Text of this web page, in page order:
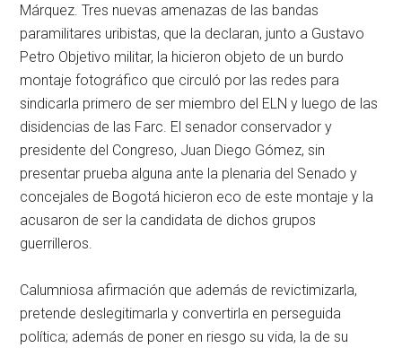
Márquez. Tres nuevas amenazas de las bandas
paramilitares uribistas, que la declaran, junto a Gustavo
Petro Objetivo militar, la hicieron objeto de un burdo
montaje fotográfico que circuló por las redes para
sindicarla primero de ser miembro del ELN y luego de las
disidencias de las Farc. El senador conservador y
presidente del Congreso, Juan Diego Gómez, sin
presentar prueba alguna ante la plenaria del Senado y
concejales de Bogotá hicieron eco de este montaje y la
acusaron de ser la candidata de dichos grupos
guerrilleros.
Calumniosa afirmación que además de revictimizarla,
pretende deslegitimarla y convertirla en perseguida
política; además de poner en riesgo su vida, la de su